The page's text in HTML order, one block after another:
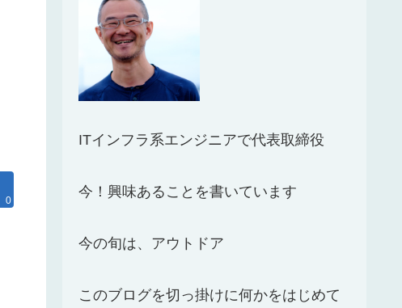
0
ITインフラ系エンジニアで代表取締役
今！興味あることを書いています
今の旬は、アウトドア
このブログを切っ掛けに何かをはじめて